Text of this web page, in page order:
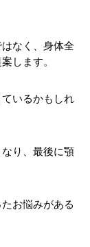
なく、身体全
します。
いるかもしれ
り、最後に顎
お悩みがある